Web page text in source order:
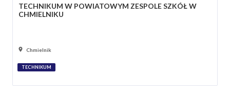
TECHNIKUM W POWIATOWYM ZESPOLE SZKÓŁ W
CHMIELNIKU
Chmielnik
TECHNIKUM